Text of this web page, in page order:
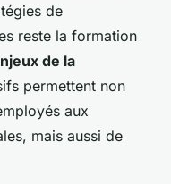
de
reste la formation
de la
permettent non
aux
mais aussi de